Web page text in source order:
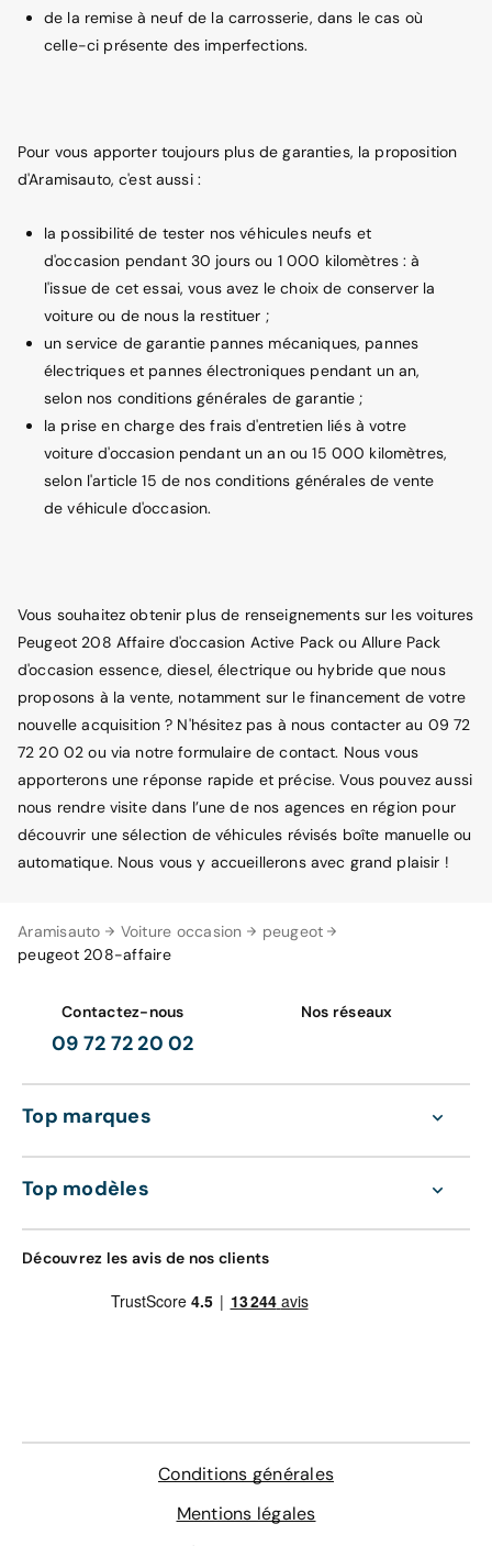
Aramisauto Voiture occasion
peugeot
peugeot 208-affaire
de la remise à neuf de la carrosserie, dans le cas où
celle-ci présente des imperfections.
Pour vous apporter toujours plus de garanties, la proposition
d'Aramisauto, c'est aussi :
la possibilité de tester nos véhicules neufs et
d'occasion pendant 30 jours ou 1 000 kilomètres : à
l'issue de cet essai, vous avez le choix de conserver la
voiture ou de nous la restituer ;
un service de garantie pannes mécaniques, pannes
électriques et pannes électroniques pendant un an,
selon nos conditions générales de garantie ;
la prise en charge des frais d'entretien liés à votre
voiture d'occasion pendant un an ou 15 000 kilomètres,
selon l'article 15 de nos conditions générales de vente
de véhicule d'occasion.
Vous souhaitez obtenir plus de renseignements sur les voitures
Peugeot 208 Affaire d'occasion Active Pack ou Allure Pack
d'occasion essence, diesel, électrique ou hybride que nous
proposons à la vente, notamment sur le financement de votre
nouvelle acquisition ? N'hésitez pas à nous contacter au 09 72
72 20 02 ou via notre formulaire de contact. Nous vous
apporterons une réponse rapide et précise. Vous pouvez aussi
nous rendre visite dans l’une de nos agences en région pour
découvrir une sélection de véhicules révisés boîte manuelle ou
automatique. Nous vous y accueillerons avec grand plaisir !
Contactez-nous
09 72 72 20 02
Nos réseaux
Top marques
Top modèles
Découvrez les avis de nos clients
Conditions générales
Mentions légales